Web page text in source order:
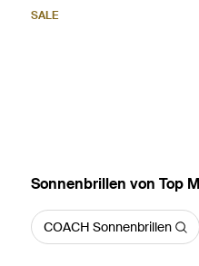
SALE
Sonnenbrillen von Top
COACH Sonnenbrillen